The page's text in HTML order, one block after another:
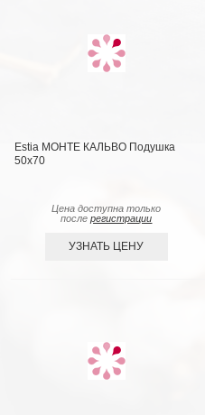
Estia МОНТЕ КАЛЬВО Подушка
50х70
Цена доступна только
послерегистрации
УЗНАТЬ ЦЕНУ